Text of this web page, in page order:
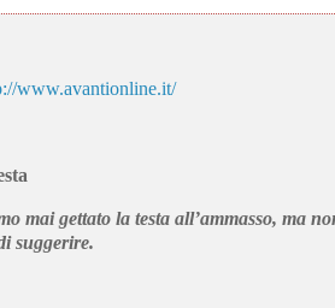
www.avantionline.it/
mai gettato la testa all’ammasso, ma
suggerire.